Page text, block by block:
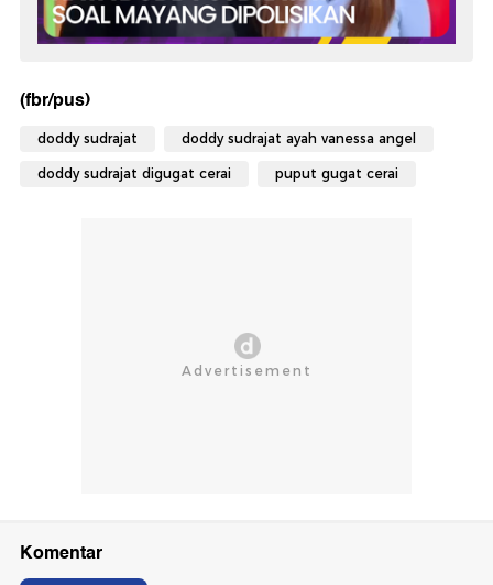
(fbr/pus)
doddy sudrajat doddy sudrajat ayah vanessa angel
doddy sudrajat digugat cerai puput gugat cerai
Komentar